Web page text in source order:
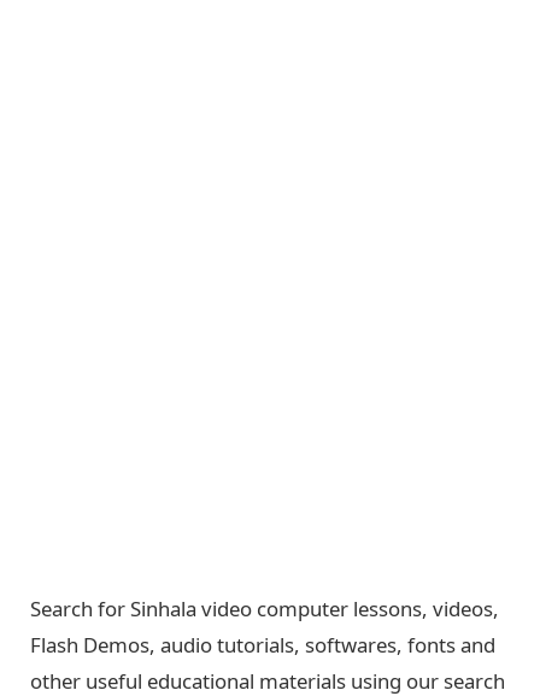
Search for Sinhala video computer lessons, videos,
Flash Demos, audio tutorials, softwares, fonts and
other useful educational materials using our search